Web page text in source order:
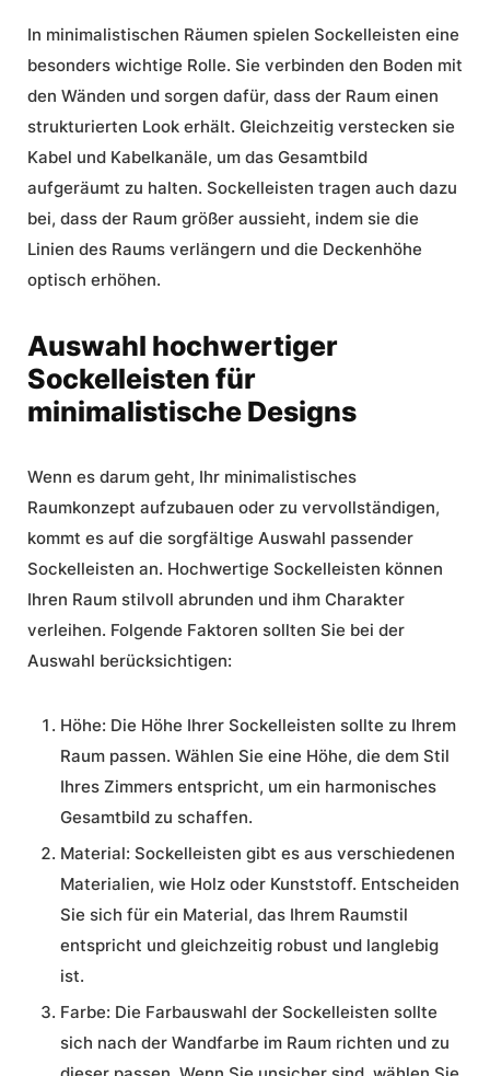
In minimalistischen Räumen spielen Sockelleisten eine
besonders wichtige Rolle. Sie verbinden den Boden mit
den Wänden und sorgen dafür, dass der Raum einen
strukturierten Look erhält. Gleichzeitig verstecken sie
Kabel und Kabelkanäle, um das Gesamtbild
aufgeräumt zu halten. Sockelleisten tragen auch dazu
bei, dass der Raum größer aussieht, indem sie die
Linien des Raums verlängern und die Deckenhöhe
optisch erhöhen.
Auswahl hochwertiger
Sockelleisten für
minimalistische Designs
Wenn es darum geht, Ihr minimalistisches
Raumkonzept aufzubauen oder zu vervollständigen,
kommt es auf die sorgfältige Auswahl passender
Sockelleisten an. Hochwertige Sockelleisten können
Ihren Raum stilvoll abrunden und ihm Charakter
verleihen. Folgende Faktoren sollten Sie bei der
Auswahl berücksichtigen:
Höhe: Die Höhe Ihrer Sockelleisten sollte zu Ihrem
Raum passen. Wählen Sie eine Höhe, die dem Stil
Ihres Zimmers entspricht, um ein harmonisches
Gesamtbild zu schaffen.
Material: Sockelleisten gibt es aus verschiedenen
Materialien, wie Holz oder Kunststoff. Entscheiden
Sie sich für ein Material, das Ihrem Raumstil
entspricht und gleichzeitig robust und langlebig
ist.
Farbe: Die Farbauswahl der Sockelleisten sollte
sich nach der Wandfarbe im Raum richten und zu